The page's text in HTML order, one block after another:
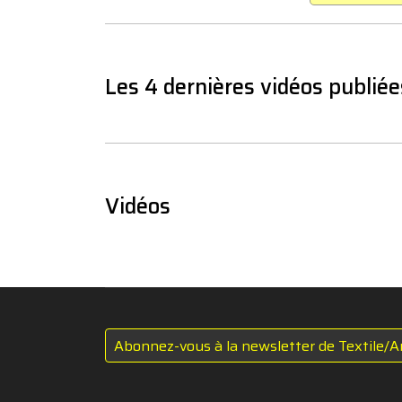
Les 4 dernières vidéos
Vidéos
Abonnez-vous à la newsletter de Textile/